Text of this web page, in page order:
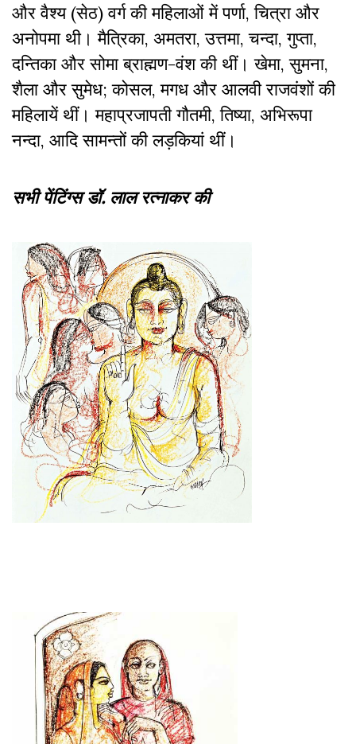
और वैश्य (सेठ) वर्ग की महिलाओं में पर्णा, चित्रा और
अनोपमा थी। मैत्रिका, अमतरा, उत्तमा, चन्दा, गुप्ता,
दन्तिका और सोमा ब्राह्मण-वंश की थीं। खेमा, सुमना,
शैला और सुमेध; कोसल, मगध और आलवी राजवंशों की
महिलायें थीं। महाप्रजापती गौतमी, तिष्या, अभिरूपा
नन्दा, आदि सामन्तों की लड़कियां थीं।
सभी पेंटिंग्स डॉ. लाल रत्नाकर की